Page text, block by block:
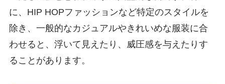
に、HIP HOPファッションなど特定のスタイルを
除き、一般的なカジュアルやきれいめな服装に合
わせると、浮いて見えたり、威圧感を与えたりす
ることがあります。